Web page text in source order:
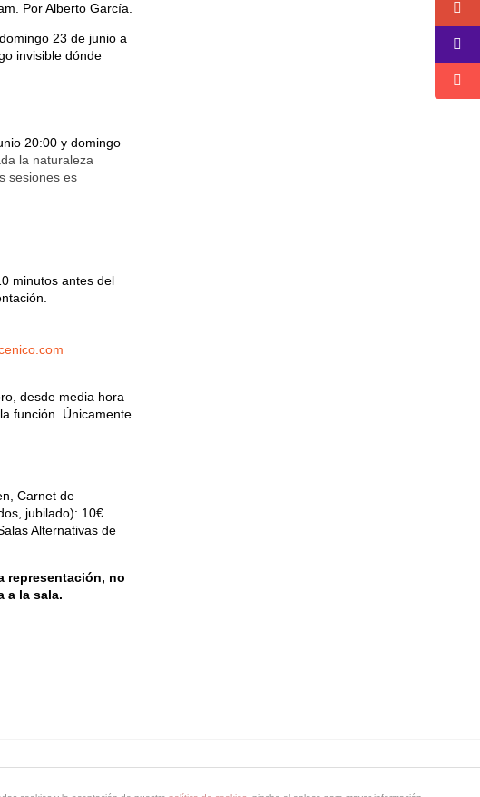
Por Alberto García.
23 de junio a
invisible dónde
20:00 y domingo
la naturaleza
sesiones es
minutos antes del
desde media hora
función. Únicamente
Carnet de
jubilado): 10€
Alternativas de
representación, no
a la sala.